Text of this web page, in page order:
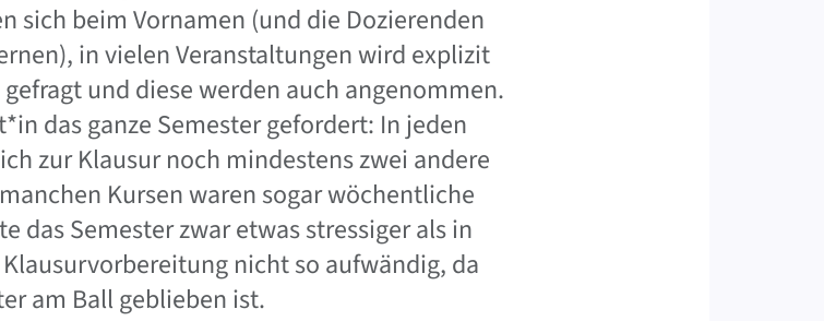
sich beim Vornamen (und die Dozierenden
in vielen Veranstaltungen wird explizit
und diese werden auch angenommen.
das ganze Semester gefordert: In jeden
zur Klausur noch mindestens zwei andere
Kursen waren sogar wöchentliche
das Semester zwar etwas stressiger als in
nicht so aufwändig, da
am Ball geblieben ist.